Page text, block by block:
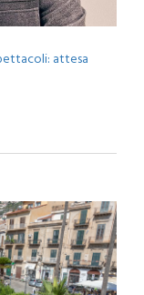
attesa